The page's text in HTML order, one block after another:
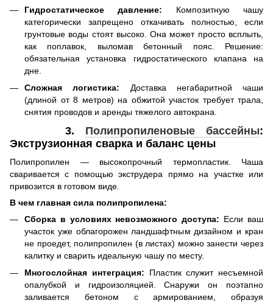
Гидростатическое давление: Композитную чашу
категорически запрещено откачивать полностью, если
грунтовые воды стоят высоко. Она может просто всплыть,
как поплавок, выломав бетонный пояс. Решение:
обязательная установка гидростатического клапана на
дне.
Сложная логистика: Доставка негабаритной чаши
(длиной от 8 метров) на обжитой участок требует трала,
снятия проводов и аренды тяжелого автокрана.
3. Полипропиленовые бассейны:
Экструзионная сварка и баланс цены
Полипропилен — высокопрочный термопластик. Чаша
сваривается с помощью экструдера прямо на участке или
привозится в готовом виде.
В чем главная сила полипропилена:
Сборка в условиях невозможного доступа: Если ваш
участок уже облагорожен ландшафтным дизайном и кран
не проедет, полипропилен (в листах) можно занести через
калитку и сварить идеальную чашу по месту.
Многослойная интеграция: Пластик служит несъемной
опалубкой и гидроизоляцией. Снаружи он поэтапно
заливается бетоном с армированием, образуя